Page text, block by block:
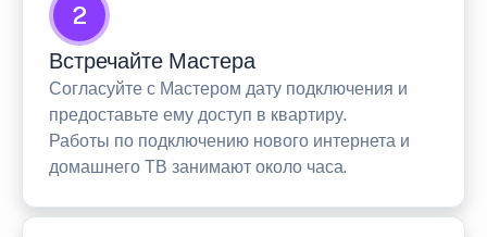
2
Встречайте Мастера
Согласуйте с Мастером дату подключения и
предоставьте ему доступ в квартиру.
Работы по подключению нового интернета и
домашнего ТВ занимают около часа.